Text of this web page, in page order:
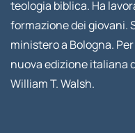
teologia biblica. Ha
formazione dei giovani.
ministero a Bologna.
nuova edizione italiana
William T. Walsh.